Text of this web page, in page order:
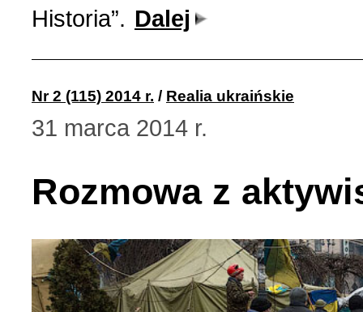
Historia”. Dalej
Nr 2 (115) 2014 r. / Realia ukraińskie
31 marca 2014 r.
Rozmowa z